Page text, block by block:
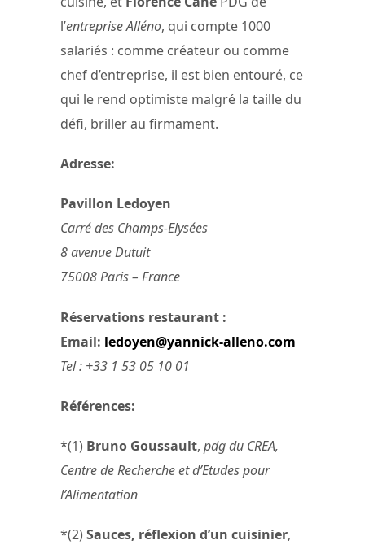
l’entreprise Alléno, qui compte 1000
salariés : comme créateur ou comme
chef d’entreprise, il est bien entouré, ce
qui le rend optimiste malgré la taille du
défi, briller au firmament.
Adresse:
Pavillon Ledoyen
Carré des Champs-Elysées
8 avenue Dutuit
75008 Paris – France
Réservations restaurant :
Email: ledoyen@yannick-alleno.com
Tel : +33 1 53 05 10 01
Références:
*(1) Bruno Goussault, pdg du CREA,
Centre de Recherche et d’Etudes pour
l’Alimentation
*(2) Sauces, réflexion d’un cuisinier,